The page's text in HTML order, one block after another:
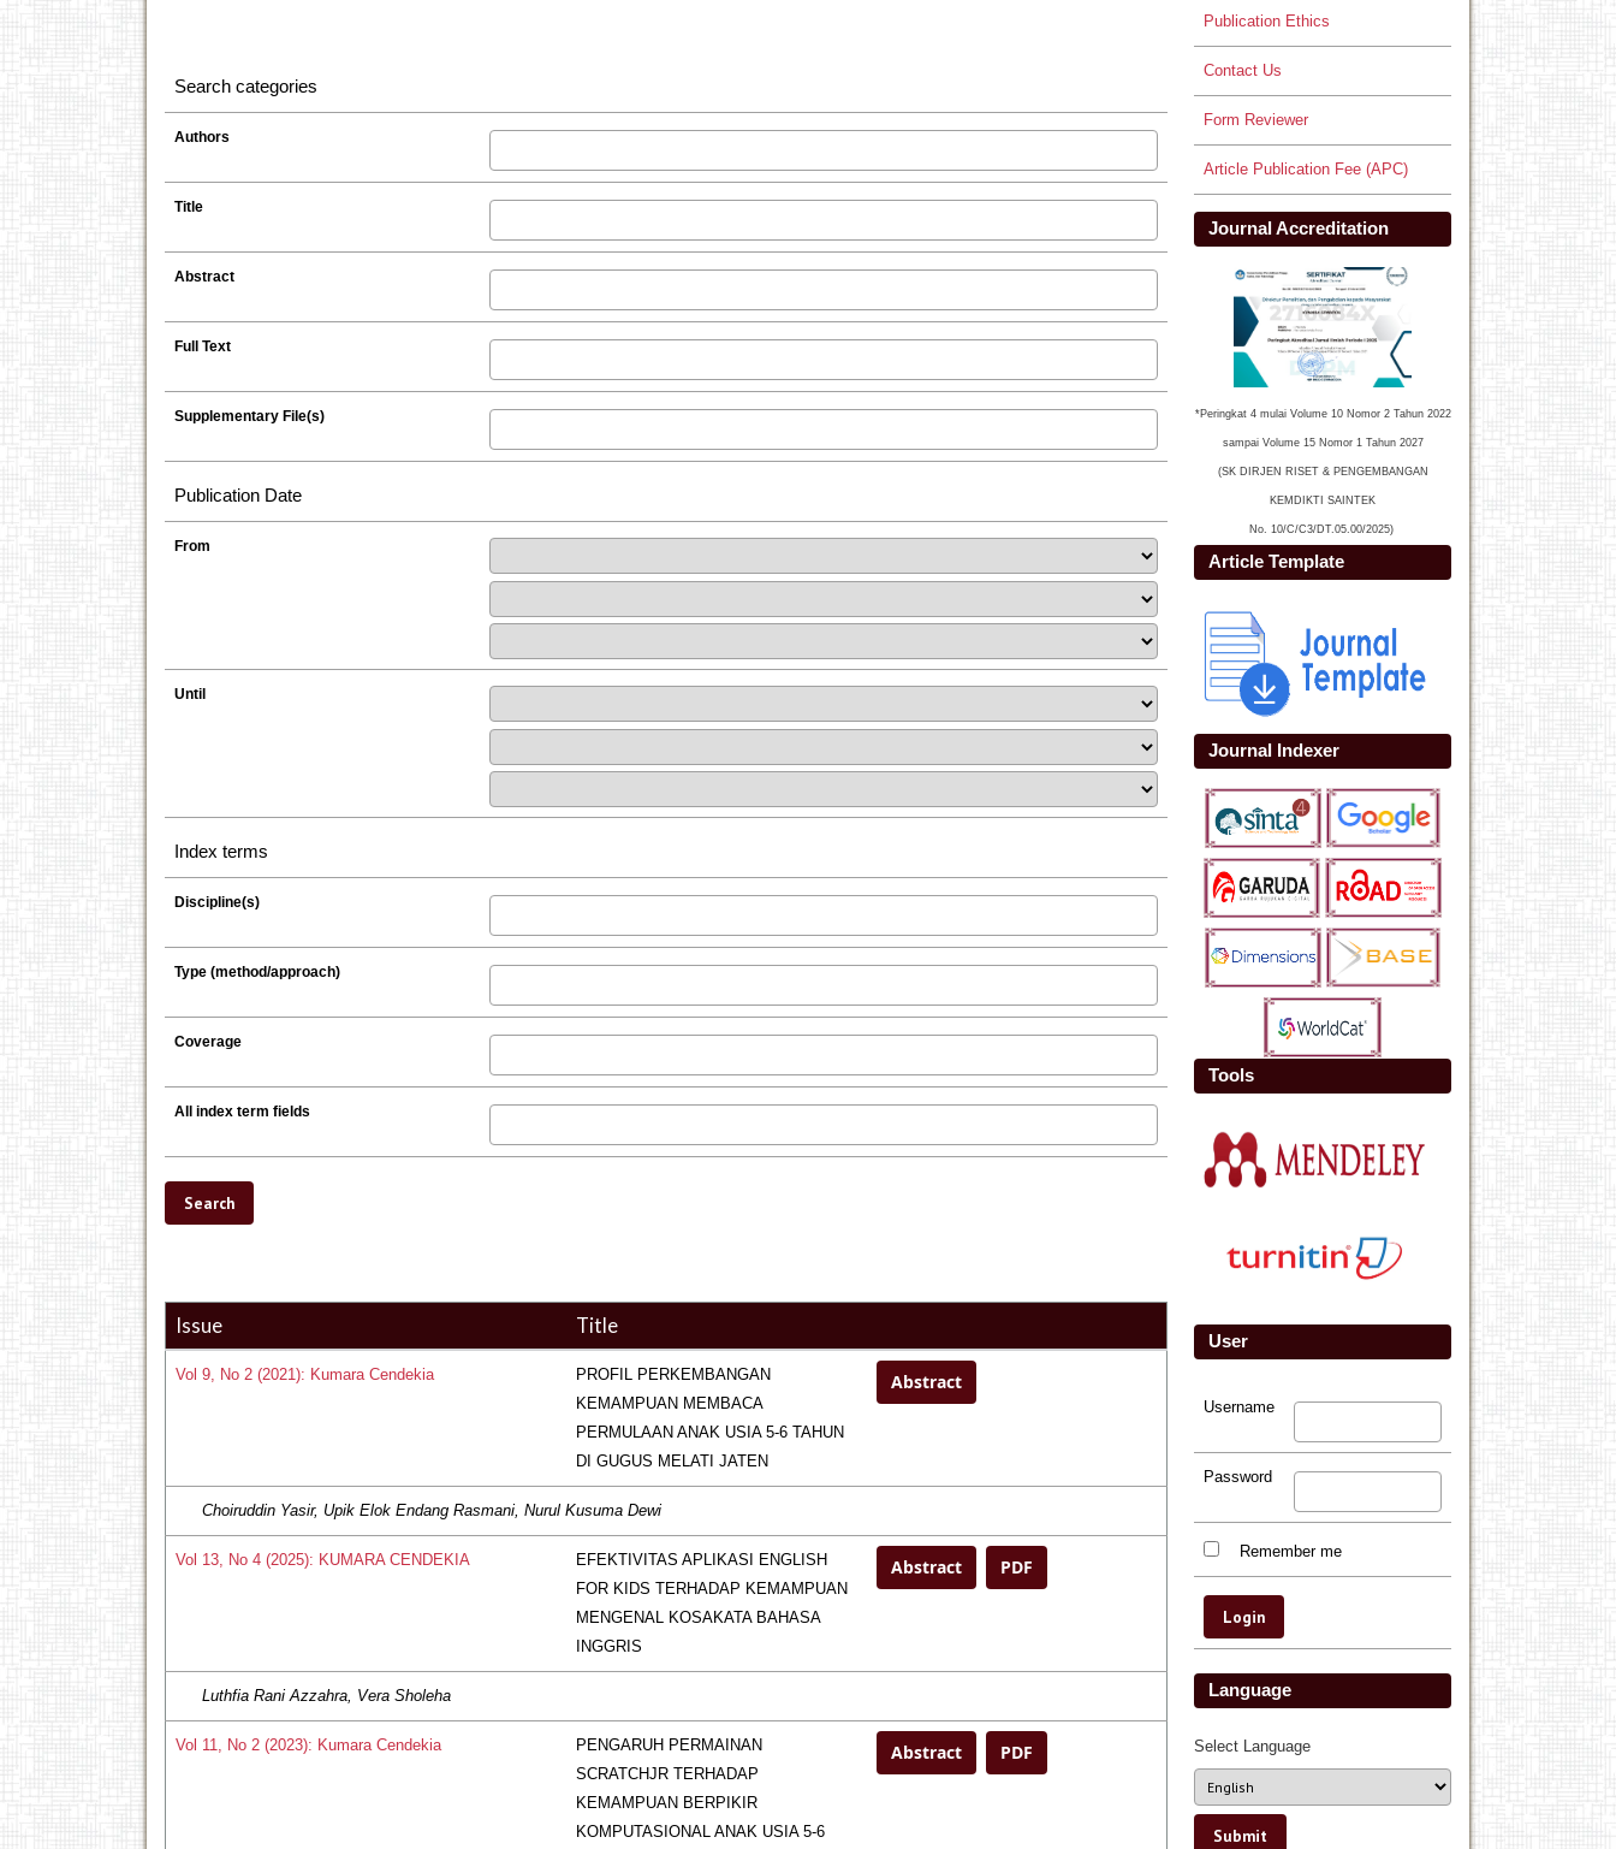
Publication Ethics
Contact Us
Form Reviewer
Article Publication Fee (APC)
Journal Accreditation
*Peringkat 4 mulai Volume 10 Nomor 2 Tahun 2022
sampai Volume 15 Nomor 1 Tahun 2027
(SK DIRJEN RISET & PENGEMBANGAN
KEMDIKTI SAINTEK
No. 10/C/C3/DT.05.00/2025)
Article Template
Journal Indexer
Tools
User
Username
Password
Remember me
Language
Select Language
Search categories
Authors
Title
Abstract
Full Text
Supplementary File(s)
Publication Date
From
Until
Index terms
Discipline(s)
Type (method/approach)
Coverage
All index term fields
Issue Title
Vol 9, No 2 (2021): Kumara Cendekia
PROFIL PERKEMBANGAN
KEMAMPUAN MEMBACA
PERMULAAN ANAK USIA 5-6 TAHUN
DI GUGUS MELATI JATEN
Abstract
Choiruddin Yasir, Upik Elok Endang Rasmani, Nurul Kusuma Dewi
Vol 13, No 4 (2025): KUMARA CENDEKIA
EFEKTIVITAS APLIKASI ENGLISH
FOR KIDS TERHADAP KEMAMPUAN
MENGENAL KOSAKATA BAHASA
INGGRIS
Abstract PDF
Luthfia Rani Azzahra, Vera Sholeha
Vol 11, No 2 (2023): Kumara Cendekia
PENGARUH PERMAINAN
SCRATCHJR TERHADAP
KEMAMPUAN BERPIKIR
KOMPUTASIONAL ANAK USIA 5-6
Abstract PDF